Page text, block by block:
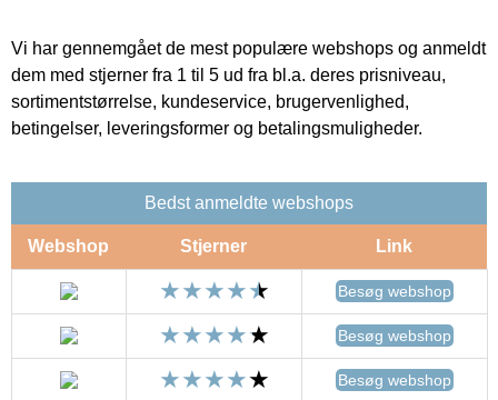
Vi har gennemgået de mest populære webshops og anmeldt
dem med stjerner fra 1 til 5 ud fra bl.a. deres prisniveau,
sortimentstørrelse, kundeservice, brugervenlighed,
betingelser, leveringsformer og betalingsmuligheder.
Bedst anmeldte webshops
Webshop Stjerner Link
Besøg webshop
Besøg webshop
Besøg webshop